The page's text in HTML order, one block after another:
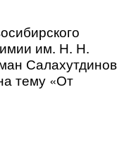
им. Н. Н.
Салахутдинов
тему «От